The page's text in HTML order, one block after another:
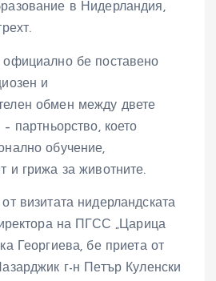
в Нидерландия,
бе поставено
и
обмен между двете
партньорство, което
обучение,
и грижа за животните.
визитата нидерландската
на ПГСС „Царица
Георгиева, бе приета от
г-н Петър Куленски